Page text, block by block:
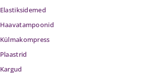
Elastiksidemed
Haavatampoonid
Külmakompress
Plaastrid
Kargud